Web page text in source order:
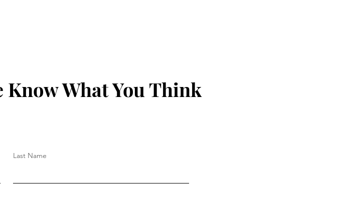
Know What You Think
Last Name